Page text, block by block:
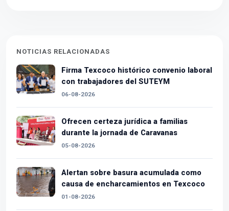
NOTICIAS RELACIONADAS
Firma Texcoco histórico convenio laboral
con trabajadores del SUTEYM
06-08-2026
Ofrecen certeza jurídica a familias
durante la jornada de Caravanas
05-08-2026
Alertan sobre basura acumulada como
causa de encharcamientos en Texcoco
01-08-2026